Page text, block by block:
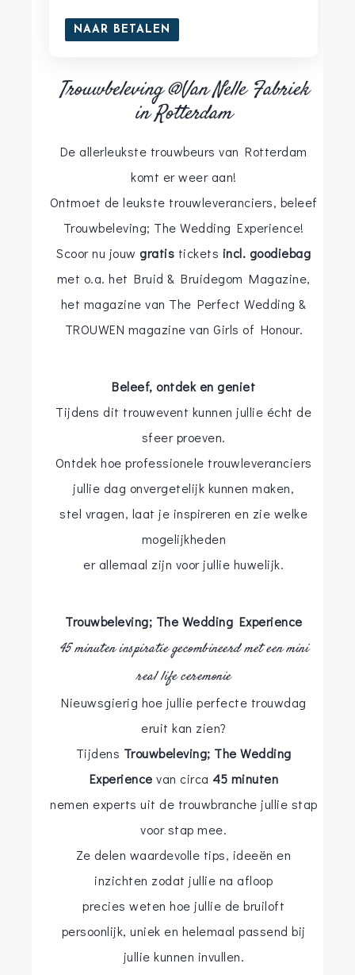
TROUWAMBTENAAR
TROUWEN BUITENLAND
TROUWVERVOER
VERZEKERINGEN
VIDEOGRAAF
Trouwbeleving @Van Nelle Fabriek
in Rotterdam
De allerleukste trouwbeurs van Rotterdam
komt er weer aan!
Ontmoet de leukste trouwleveranciers, beleef
Trouwbeleving; The Wedding Experience!
Scoor nu jouwgratis tickets incl. goodiebag
met o.a. het Bruid & Bruidegom Magazine,
het magazine van The Perfect Wedding &
TROUWEN magazine van Girls of Honour.
Beleef, ontdek en geniet
Tijdens dit trouwevent kunnen jullie écht de
sfeer proeven.
Ontdek hoe professionele trouwleveranciers
jullie dag onvergetelijk kunnen maken,
stel vragen, laat je inspireren en zie welke
mogelijkheden
er allemaal zijn voor jullie huwelijk.
Trouwbeleving; The Wedding Experience
45 minuten inspiratie gecombineerd met een mini
real life ceremonie
Nieuwsgierig hoe jullie perfecte trouwdag
eruit kan zien?
Tijdens Trouwbeleving; The Wedding
Experiencevan circa 45 minuten
nemen experts uit de trouwbranche jullie stap
voor stap mee.
Ze delen waardevolle tips, ideeën en
inzichten zodat jullie na afloop
precies weten hoe jullie de bruiloft
persoonlijk, uniek en helemaal passend bij
jullie kunnen invullen.